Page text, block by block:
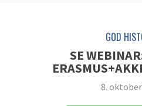
GOD
SE
8.